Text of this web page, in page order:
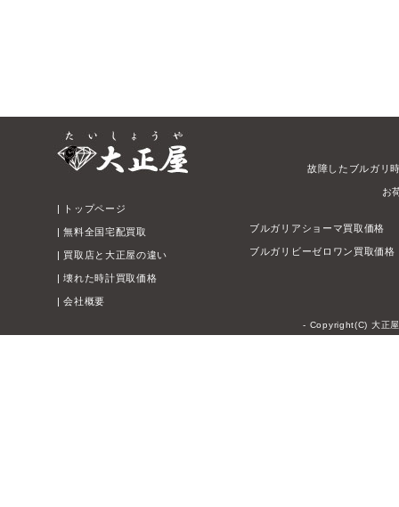
| トップページ
|無料全国宅配買取
| 買取店と大正屋の違い
|壊れた時計買取価格
|会社概要
故障したブルガリ
お
ブルガリアショーマ買取価格
ブルガリビーゼロワン買取価格
- Copyright(C) 大正